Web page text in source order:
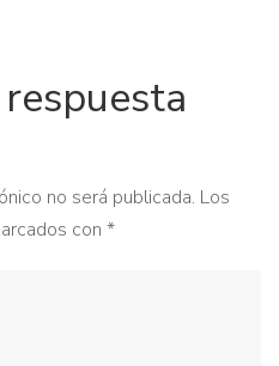
no será publicada. Los
con *